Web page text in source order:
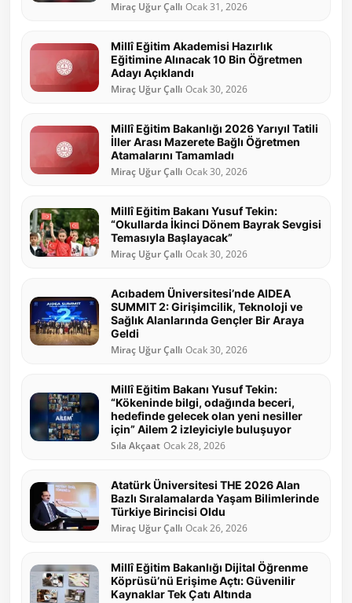
Miraç Uğur Çallı Ocak 31, 2026
Millî Eğitim Akademisi Hazırlık
Eğitimine Alınacak 10 Bin Öğretmen
Adayı Açıklandı
Miraç Uğur Çallı Ocak 30, 2026
Millî Eğitim Bakanlığı 2026 Yarıyıl Tatili
İller Arası Mazerete Bağlı Öğretmen
Atamalarını Tamamladı
Miraç Uğur Çallı Ocak 30, 2026
Millî Eğitim Bakanı Yusuf Tekin:
“Okullarda İkinci Dönem Bayrak Sevgisi
Temasıyla Başlayacak”
Miraç Uğur Çallı Ocak 30, 2026
Acıbadem Üniversitesi’nde AIDEA
SUMMIT 2: Girişimcilik, Teknoloji ve
Sağlık Alanlarında Gençler Bir Araya
Geldi
Miraç Uğur Çallı Ocak 30, 2026
Millî Eğitim Bakanı Yusuf Tekin:
“Kökeninde bilgi, odağında beceri,
hedefinde gelecek olan yeni nesiller
için” Ailem 2 izleyiciyle buluşuyor
Sıla Akçaat Ocak 28, 2026
Atatürk Üniversitesi THE 2026 Alan
Bazlı Sıralamalarda Yaşam Bilimlerinde
Türkiye Birincisi Oldu
Miraç Uğur Çallı Ocak 26, 2026
Millî Eğitim Bakanlığı Dijital Öğrenme
Köprüsü’nü Erişime Açtı: Güvenilir
Kaynaklar Tek Çatı Altında